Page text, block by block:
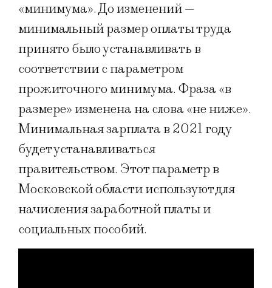
«минимума». До изменений —
минимальный размер оплаты труда
принято было устанавливать в
соответствии с параметром
прожиточного минимума. Фраза «в
размере» изменена на слова «не ниже».
Минимальная зарплата в 2021 году
будет устанавливаться
правительством. Этот параметр в
Московской области используют для
начисления заработной платы и
социальных пособий.